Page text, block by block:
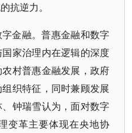
抗逆力。
金融。普惠金融和数字
家治理内在逻辑的深度
村普惠金融发展，政府
织特征，同时兼顾发展
钟瑞雪认为，面对数字
变革主要体现在央地协